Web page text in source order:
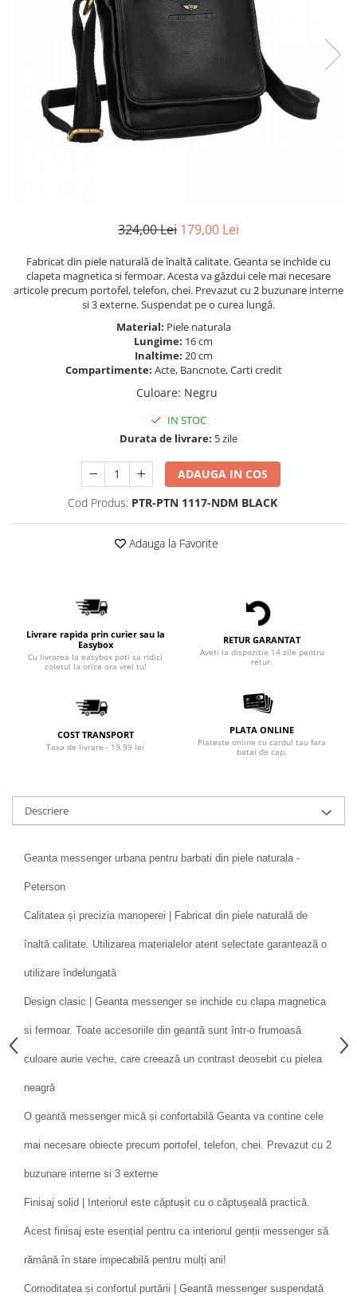
324,00 Lei 179,00 Lei
Fabricat din piele naturală de înaltă calitate. Geanta se inchide cu
clapeta magnetica si fermoar. Acesta va găzdui cele mai necesare
articole precum portofel, telefon, chei. Prevazut cu 2 buzunare interne
si 3 externe. Suspendat pe o curea lungă.
Material: Piele naturala
Lungime: 16 cm
Inaltime: 20 cm
Compartimente: Acte, Bancnote, Carti credit
Culoare: Negru
IN STOC
Durata de livrare: 5 zile
ADAUGA IN COS
Cod Produs: PTR-PTN 1117-NDM BLACK
Adauga la Favorite
Livrare rapida prin curier sau la
Easybox
Cu livrarea la easybox poti sa ridici
coletul la orice ora vrei tu!
RETUR GARANTAT
Aveti la dispozitie 14 zile pentru
retur.
COST TRANSPORT
Taxa de livrare - 19.99 lei
PLATA ONLINE
Plateste online cu cardul tau fara
batai de cap.
Descriere
Geanta messenger urbana pentru barbati din piele naturala -
Peterson
Calitatea și precizia manoperei | Fabricat din piele naturală de
înaltă calitate. Utilizarea materialelor atent selectate garantează o
utilizare îndelungată
Design clasic | Geanta messenger se inchide cu clapa magnetica
si fermoar. Toate accesoriile din geantă sunt într-o frumoasă
culoare aurie veche, care creează un contrast deosebit cu pielea
neagră
O geantă messenger mică și confortabilă Geanta va contine cele
mai necesare obiecte precum portofel, telefon, chei. Prevazut cu 2
buzunare interne si 3 externe
Finisaj solid | Interiorul este căptușit cu o căptușeală practică.
Acest finisaj este esențial pentru ca interiorul genții messenger să
rămână în stare impecabilă pentru mulți ani!
Comoditatea și confortul purtării | Geantă messenger suspendată